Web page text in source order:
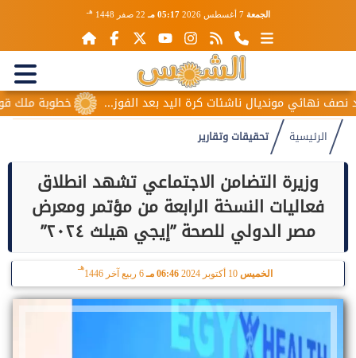
الجمعة 7 أغسطس 2026 05:17 مـ 22 صفر 1448 هـ
خطوبة ملك قورة ويوسف ناشئات كرة اليد بعد الفوز...
الرئيسية تحقيقات وتقارير
وزيرة التضامن الاجتماعي تشهد انطلاق
فعاليات النسخة الرابعة من مؤتمر ومعرض
مصر الدولي للصحة ”إيجي هيلث ٢٠٢٤”
الخميس 10 أكتوبر 2024 06:46 مـ 6 ربيع آخر 1446
هـ